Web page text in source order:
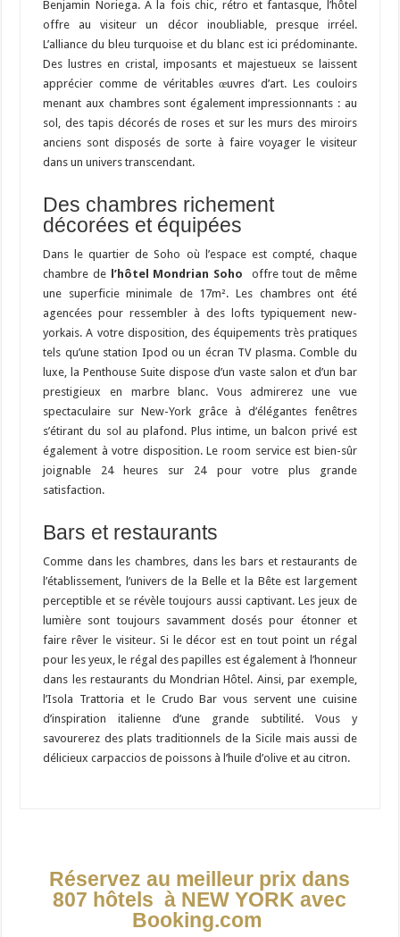
Benjamin Noriega. A la fois chic, rétro et fantasque, l’hôtel
offre au visiteur un décor inoubliable, presque irréel.
L’alliance du bleu turquoise et du blanc est ici prédominante.
Des lustres en cristal, imposants et majestueux se laissent
apprécier comme de véritables œuvres d’art. Les couloirs
menant aux chambres sont également impressionnants : au
sol, des tapis décorés de roses et sur les murs des miroirs
anciens sont disposés de sorte à faire voyager le visiteur
dans un univers transcendant.
Des chambres richement
décorées et équipées
Dans le quartier de Soho où l’espace est compté, chaque
chambre del’hôtel Mondrian Soho offre tout de même
une superficie minimale de 17m². Les chambres ont été
agencées pour ressembler à des lofts typiquement new-
yorkais. A votre disposition, des équipements très pratiques
tels qu’une station Ipod ou un écran TV plasma. Comble du
luxe, la Penthouse Suite dispose d’un vaste salon et d’un bar
prestigieux en marbre blanc. Vous admirerez une vue
spectaculaire sur New-York grâce à d’élégantes fenêtres
s’étirant du sol au plafond. Plus intime, un balcon privé est
également à votre disposition. Le room service est bien-sûr
joignable 24 heures sur 24 pour votre plus grande
satisfaction.
Bars et restaurants
Comme dans les chambres, dans les bars et restaurants de
l’établissement, l’univers de la Belle et la Bête est largement
perceptible et se révèle toujours aussi captivant. Les jeux de
lumière sont toujours savamment dosés pour étonner et
faire rêver le visiteur. Si le décor est en tout point un régal
pour les yeux, le régal des papilles est également à l’honneur
dans les restaurants du Mondrian Hôtel. Ainsi, par exemple,
l’Isola Trattoria et le Crudo Bar vous servent une cuisine
d’inspiration italienne d’une grande subtilité. Vous y
savourerez des plats traditionnels de la Sicile mais aussi de
délicieux carpaccios de poissons à l’huile d’olive et au citron.
Réservez au meilleur prix dans
807 hôtels à NEW YORK avec
Booking.com